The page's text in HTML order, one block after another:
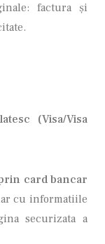
factura şi
(Visa/Visa
card bancar
cu informatiile
securizata a